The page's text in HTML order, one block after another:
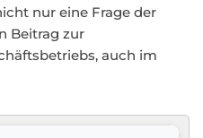
nur eine Frage der
Beitrag zur
auch im